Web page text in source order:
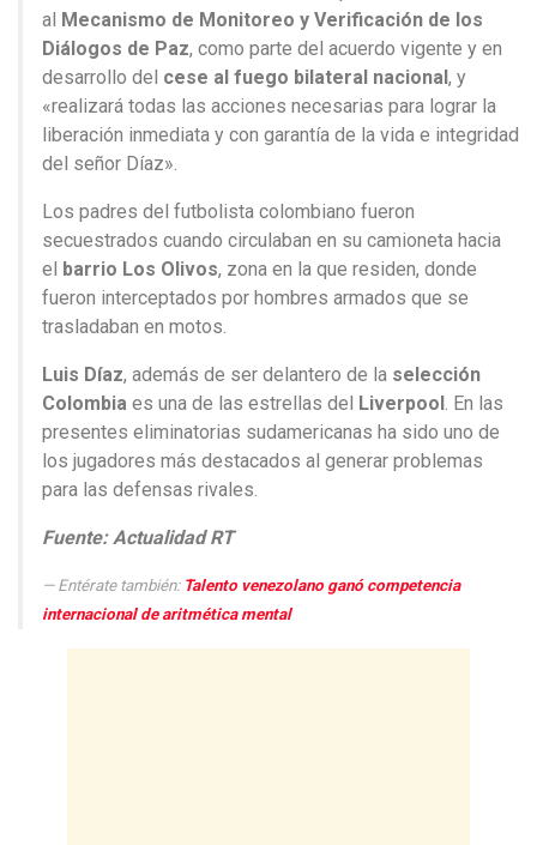
al Mecanismo de Monitoreo y Verificación de los
Diálogos de Paz, como parte del acuerdo vigente y en
desarrollo del cese al fuego bilateral nacional, y
«realizará todas las acciones necesarias para lograr la
liberación inmediata y con garantía de la vida e integridad
del señor Díaz».
Los padres del futbolista colombiano fueron
secuestrados cuando circulaban en su camioneta hacia
el barrio Los Olivos, zona en la que residen, donde
fueron interceptados por hombres armados que se
trasladaban en motos.
Luis Díaz, además de ser delantero de la selección
Colombia es una de las estrellas del Liverpool . En las
presentes eliminatorias sudamericanas ha sido uno de
los jugadores más destacados al generar problemas
para las defensas rivales.
Fuente: Actualidad RT
Entérate también: Talento venezolano ganó competencia
internacional de aritmética mental